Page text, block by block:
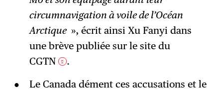
circumnavigation à voile de l’Océan
Arctique », écrit ainsi Xu Fanyi dans
une brève publiée sur le site du
CGTN
2 .
Le Canada dément ces accusations et le